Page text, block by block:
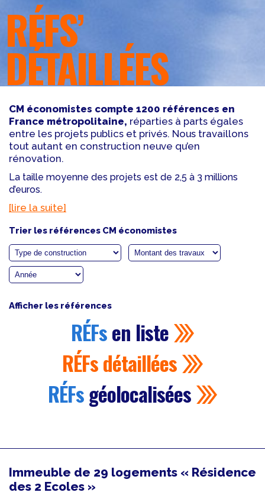
RÉFS’
DÉTAILLÉES
CM économistes compte 1200 références en
France métropolitaine, réparties à parts égales
entre les projets publics et privés. Nous travaillons
tout autant en construction neuve qu’en
rénovation.
La taille moyenne des projets est de 2,5 à 3 millions
d’euros.
[lire la suite]
Trier les références CM économistes
Afficher les références
RÉFsen liste
RÉFsdétaillées
RÉFsgéolocalisées
Immeuble de 29 logements « Résidence
des 2 Ecoles »